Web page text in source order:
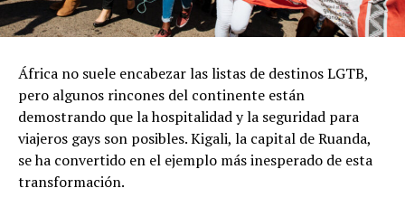
África no suele encabezar las listas de destinos LGTB,
pero algunos rincones del continente están
demostrando que la hospitalidad y la seguridad para
viajeros gays son posibles. Kigali, la capital de Ruanda,
se ha convertido en el ejemplo más inesperado de esta
transformación.